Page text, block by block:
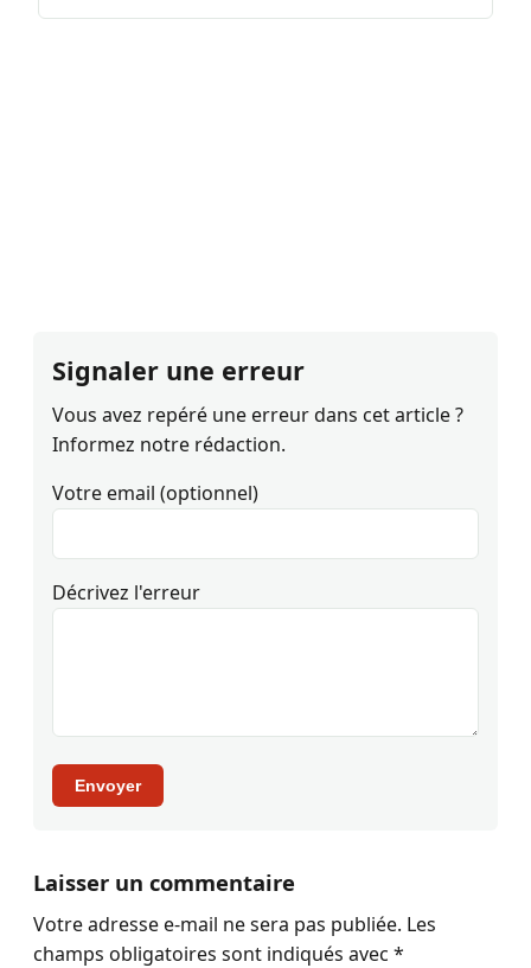
Signaler une erreur
Vous avez repéré une erreur dans cet article ?
Informez notre rédaction.
Votre email (optionnel)
Décrivez l'erreur
Envoyer
Laisser un commentaire
Votre adresse e-mail ne sera pas publiée. Les
champs obligatoires sont indiqués avec *